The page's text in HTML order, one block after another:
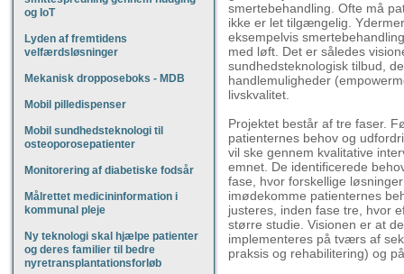
og IoT
Lyden af fremtidens
velfærdsløsninger
Mekanisk dropposeboks - MDB
Mobil pilledispenser
Mobil sundhedsteknologi til
osteoporosepatienter
Monitorering af diabetiske fodsår
Målrettet medicininformation i
kommunal pleje
Ny teknologi skal hjælpe patienter
og deres familier til bedre
nyretransplantationsforløb
smertebehandling. Ofte må
ikke er let tilgængelig.
eksempelvis
med løft. Det er således
sundhedsteknologisk tilbud,
handlemuligheder
livskvalitet.
Projektet består af tre faser.
patienternes behov og
vil ske gennem kvalitative
emnet. De identificerede
fase, hvor forskellige
imødekomme patienternes
justeres, inden fase tre, hvor
større studie. Visionen er at
implementeres på tværs af
praksis og rehabilitering) og